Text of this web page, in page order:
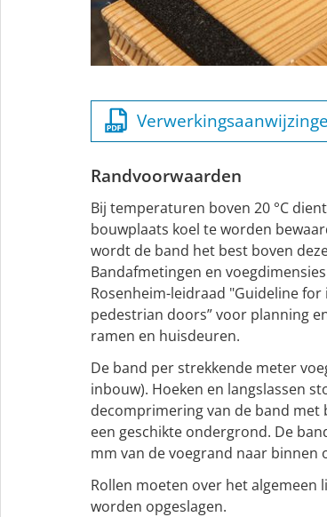
Randvoorwaarden
Bij temperaturen boven 20 °C
bouwplaats koel te worden
wordt de band het best boven
Bandafmetingen en
Rosenheim-leidraad "Guideline
pedestrian doors” voor planning
ramen en huisdeuren.
De band per strekkende meter
inbouw). Hoeken en langslassen
decomprimering van de band met
een geschikte ondergrond. De
mm van de voegrand naar binnen
Rollen moeten over het algemeen
worden opgeslagen.